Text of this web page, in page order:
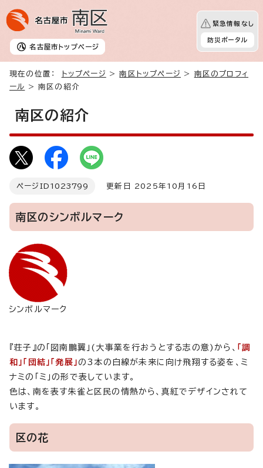
名古屋市 トップページ
緊急情報なし
防災ポータル
現在の位置： トップページ >南区トップページ > 南区のプロフィ
ール
> 南区の紹介
南区の紹介
ページID 1023799 更新日 2025年10月16日
南区のシンボルマーク
シンボルマーク
『荘子』の「図南鵬翼」(大事業を行おうとする志の意)から、 「調
和」「団結」「発展」の3本の白線が未来に向け飛翔する姿を、ミ
ナミの「ミ」の形で表しています。
色は、南を表す朱雀と区民の情熱から、真紅でデザインされて
います。
区の花